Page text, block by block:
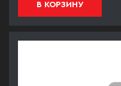
В КОРЗИНУ